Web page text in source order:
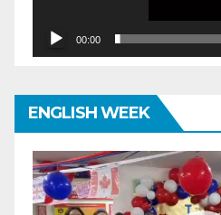
00:00
ENGLISH WEEK
Видеоплеер